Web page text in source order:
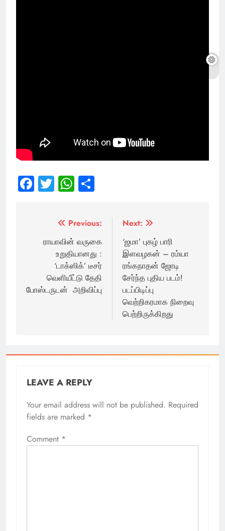
Facebook
TwitterWhatsApp
navigation
Previous:
ராயாவின் வருகை
உறுதியானது :
‘டாக்ஸிக்’ டீசர்
வெளியீட்டு தேதி
போஸ்டருடன் அறிவிப்பு
Next:
‘ஜமா’ புகழ் பாரி
இளவழகன் – ரம்யா
ரங்கநாதன் ஜோடி
சேர்ந்த புதிய படம்!
படப்பிடிப்பு
வெற்றிகரமாக நிறைவு
பெற்றிருக்கிறது
LEAVE A REPLY
Your email address will not be published. Required
fields are marked *
Comment *